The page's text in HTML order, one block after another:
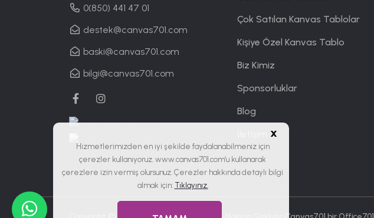
0(850) 441 47 01
destek@canvas701.com
baski@canvas701.com
bilgi@canvas701.com
Çok Satılan Kanvas Tablolar
Kişiye Özel Kanvas Tablo
Biz Kimiz
Sponsorluklar
Blog
x
Hizmetlerimizden en iyi şekilde faydalanabilmeniz için
çerezler kullanıyoruz. www.canvas701.com’u kullanarak
çerezlere izin vermiş olursunuz. Çerezler hakkında detaylı bilgi
almak için: Tıklayınız.